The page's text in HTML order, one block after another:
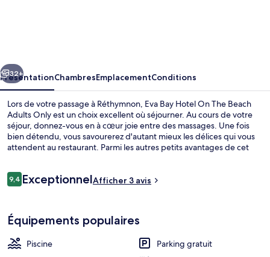
The
Beach
Adults
Only
Suivant
32+
PrésentationChambresEmplacementConditions
Lors de votre passage à Réthymnon, Eva Bay Hotel On The Beach
Adults Only est un choix excellent où séjourner. Au cours de votre
séjour, donnez-vous en à cœur joie entre des massages. Une fois
bien détendu, vous savourerez d'autant mieux les délices qui vous
attendent au restaurant. Parmi les autres petits avantages de cet
Avis
voyageurs
9,49,4 sur 10
ExceptionnelAfficher 3 avis
Équipements populaires
Piscine
Parking gratuit